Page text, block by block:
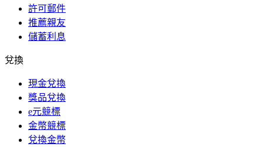
許可郵件
推薦親友
儲蓄利息
兌換
現金兌換
獎品兌換
e元競標
金幣競標
兌換金幣